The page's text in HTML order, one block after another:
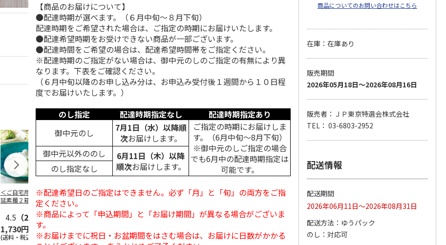
＜ご自宅用＞島原手
延素麺２箱・黒ごま
4.5 （2）
1,730円
(送料・税込)
＜お中元＞島原手延
素麺３ｋｇ【古（ひ
ね）】
5.0（2）
3,980円
(送料・税込)
＜お中元＞お徳用
5.0 （1）
2,700円
(送料・税込)
＜ご自宅用＞島原手
4.5（2）
(送料・税込)
国産熟成 おいしい
5.0 （1）
3,240円
(送料・税込)
＜お中元＞三輪素
2,950円
(送料・税込)
白髭
【商品のお届けについて】
●配達時期が選べます。（６月中旬～８月下旬）
配達時期をご希望された場合は、ご指定の時期にお届けいたします。
●配達希望時期をお受けできない商品が一部ございます。
●配達時間をご希望の場合は、配達希望時間帯をご指定ください。
※配達時期のご指定がない場合は、御中元のしのご指定の有無により異
なります。下表をご確認ください。
（６月中旬以降のお申し込み分は、お申込み受付後１週間から１０日程
度でお届けいたします。）
のし指定
配達時期指定なし
配達時期指定あり
御中元のし
7月1日（水）以降順
次お届けします。
ご指定の時期にお届けしま
す。（6月中旬～8月下旬）
※御中元のしご指定の場合
でも6月中の配達時期指定は
可能です。
御中元以外ののし
6月11日（木）以降
順次お届けします。
のし指定なし
※配達希望日のご指定はできません。必ず「月」と「旬」の両方をご指
定ください。
※商品によって「申込期間」と「お届け期間」が異なる場合がございま
す。
※お届けまでに祝日・お盆期間をはさむ場合は、お届けに日数がかかる
商品についてのお問い合わせはこちら
在庫：在庫あり
販売期間
2026年05月18日～2026年08月16日
販売者：ＪＰ東京特選会株式会社
TEL： 03-6803-2952
配送情報
配送期間
2026年06月11日～2026年08月31日
配送方法
ゆうパック
のし
対応可